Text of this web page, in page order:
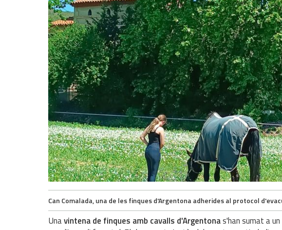
Can Comalada, una de les finques d'Argentona adherides al protocol
Unavintena de finques amb cavalls d'Argentonas'han sumat a